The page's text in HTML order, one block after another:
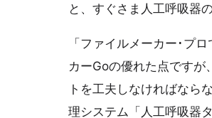
と、すぐさま人工呼吸器
「ファイルメーカー･プ
カーGoの優れた点ですが
トを工夫しなければなら
理システム「人工呼吸器